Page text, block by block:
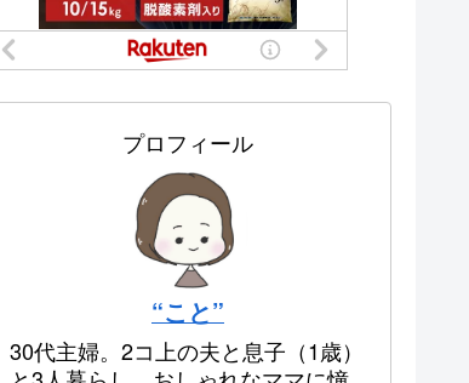
プロフィール
“こと”
30代主婦。2コ上の夫と息子（1歳）